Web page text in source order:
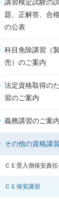
講習検定試験の
題、正解答、合
の公表
科目免除講習（
売）のご案内
法定資格取得の
習のご案内
義務講習のご案内
その他の資格講習
ＣＥ受入側保安責
ＣＥ保安講習